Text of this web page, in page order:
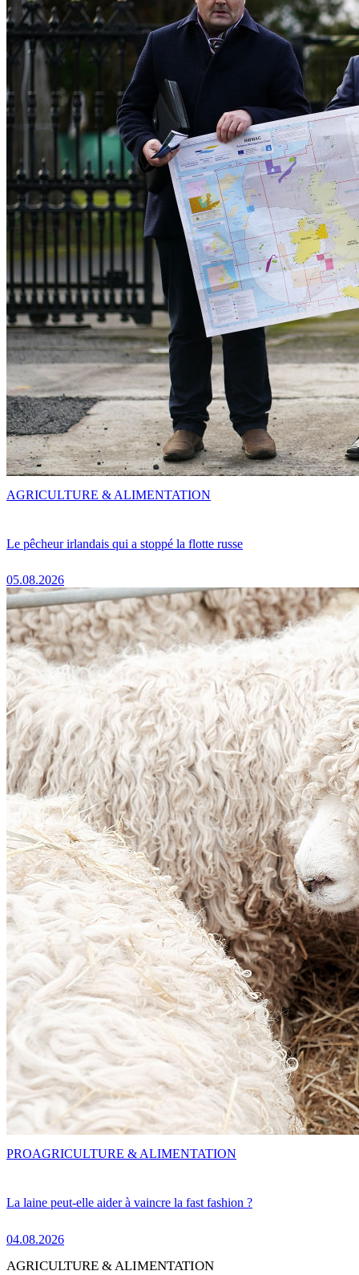
Le pêcheur irlandais qui a stoppé la flotte russe
05.08.2026
AGRICULTURE & ALIMENTATION
La laine peut-elle aider à vaincre la fast fashion ?
04.08.2026
PROAGRICULTURE & ALIMENTATION
AGRICULTURE & ALIMENTATION